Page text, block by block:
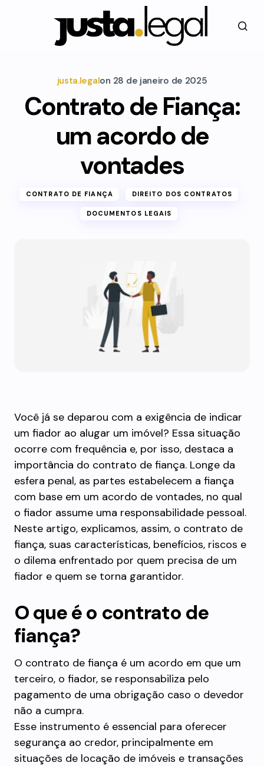
justa.legalon 28 de janeiro de 2025
Contrato de Fiança:
um acordo de
vontades
CONTRATO DE FIANÇA DIREITO DOS CONTRATOS
DOCUMENTOS LEGAIS
Você já se deparou com a exigência de indicar
um fiador ao alugar um imóvel? Essa situação
ocorre com frequência e, por isso, destaca a
importância do contrato de fiança. Longe da
esfera penal, as partes estabelecem a fiança
com base em um acordo de vontades, no qual
o fiador assume uma responsabilidade pessoal.
Neste artigo, explicamos, assim, o contrato de
fiança, suas características, benefícios, riscos e
o dilema enfrentado por quem precisa de um
fiador e quem se torna garantidor.
O que é o contrato de
fiança?
O contrato de fiança é um acordo em que um
terceiro, o fiador, se responsabiliza pelo
pagamento de uma obrigação caso o devedor
não a cumpra.
Esse instrumento é essencial para oferecer
segurança ao credor, principalmente em
situações de locação de imóveis e transações